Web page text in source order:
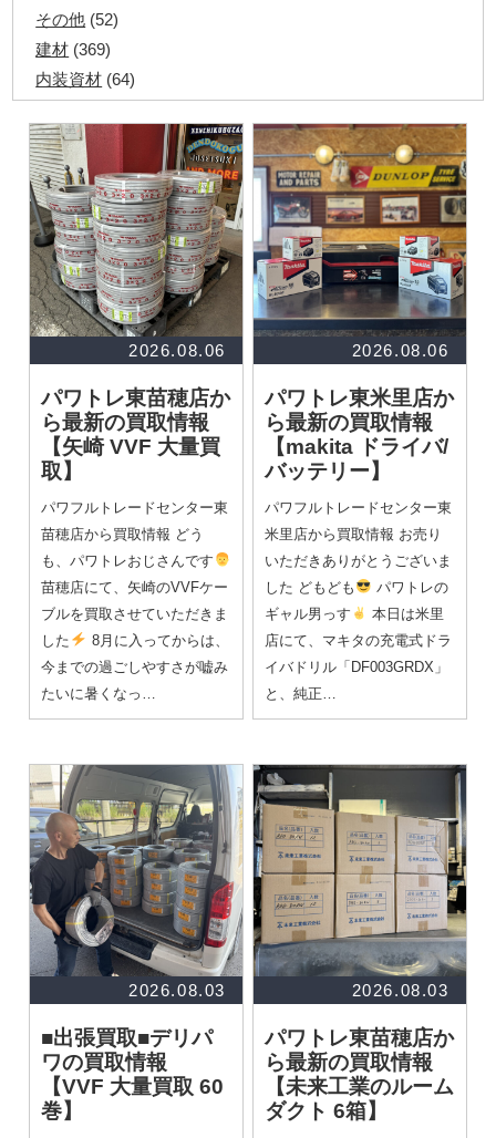
その他 (52)
建材 (369)
内装資材 (64)
ペアコイル
その他ツール(48)
電化製品(40)
その他建築資材(113)
半端電線(40)
マイナーケーブル(13)
CVTケーブル(8)
(25)
同軸ケーブル(11)
エコケーブル(3)
2026.08.06
パワトレ東苗穂店か
ら最新の買取情報
【矢崎 VVF 大量買
取】
パワフルトレードセンター東
苗穂店から買取情報 どう
も、パワトレおじさんです
苗穂店にて、矢崎のVVFケー
ブルを買取させていただきま
した
8月に入ってからは、
今までの過ごしやすさが嘘み
たいに暑くなっ…
2026.08.06
パワトレ東米里店か
ら最新の買取情報
【makita ドライバ/
バッテリー】
パワフルトレードセンター東
米里店から買取情報 お売り
いただきありがとうございま
した どもども
パワトレの
ギャル男っす
本日は米里
店にて、マキタの充電式ドラ
イバドリル「DF003GRDX」
と、純正…
2026.08.03
■出張買取■デリパ
ワの買取情報
【VVF 大量買取 60
巻】
2026.08.03
パワトレ東苗穂店か
ら最新の買取情報
【未来工業のルーム
ダクト 6箱】